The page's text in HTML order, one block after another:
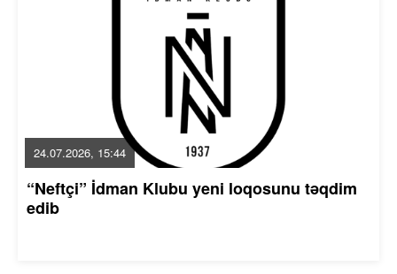
24.07.2026, 15:44
“Neftçi” İdman Klubu yeni loqosunu təqdim
edib